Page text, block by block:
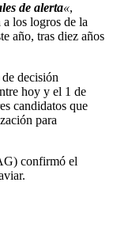
de alerta«,
a los logros de la
año, tras diez años
decisión
hoy y el 1 de
candidatos que
para
confirmó el